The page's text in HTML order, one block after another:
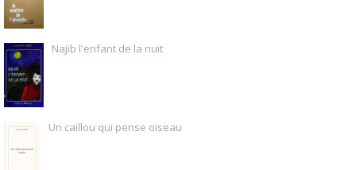
Najib l'enfant de la nuit
Un caillou qui pense oiseau